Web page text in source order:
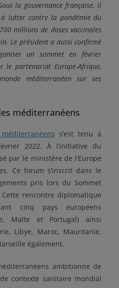
la gouvernance française, il
à lutter contre la pandémie du
millions de doses vaccinales
Le président a aussi confirmé
un sommet en février
le partenariat Europe-Afrique,
méditerranéen sur ses
méditerranéens
s’est tenu à
2022. À l’initiative du
par le ministère de l’Europe
Ce forum s’inscrit dans le
pris lors du Sommet
rencontre diplomatique
cinq pays européens
Malte et Portugal) ainsi
Libye, Maroc, Mauritanie,
également.
ambitionne de
contexte sanitaire mondial